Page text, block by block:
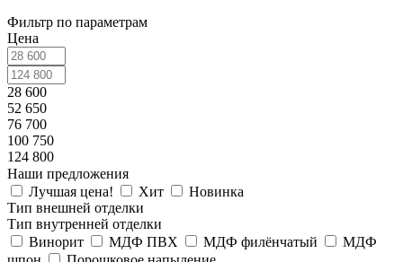
Фильтр по параметрам
Цена
28 600
52 650
76 700
100 750
124 800
Наши предложения
Лучшая цена!
Хит
Новинка
Тип внешней отделки
Тип внутренней отделки
Винорит
МДФ ПВХ МДФ филёнчатый
МДФ